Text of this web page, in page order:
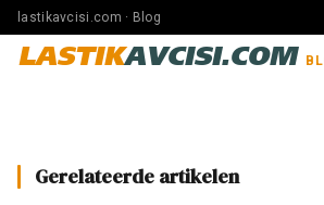
lastikavcisi.com · Blog
LASTIKAVCISI.COM
Gerelateerde artikelen